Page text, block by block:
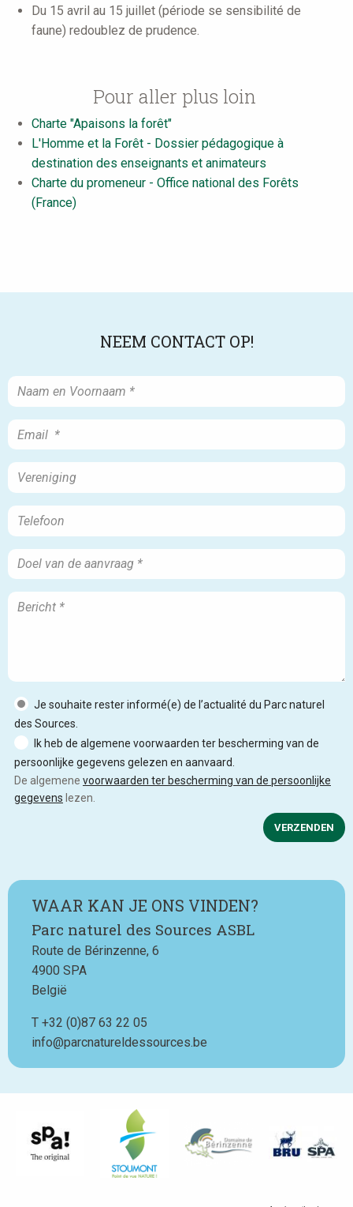
Du 15 avril au 15 juillet (période se sensibilité de
faune) redoublez de prudence.
Pour aller plus loin
Charte "Apaisons la forêt"
L'Homme et la Forêt - Dossier pédagogique à
destination des enseignants et animateurs
Charte du promeneur - Office national des Forêts
(France)
NEEM CONTACT OP!
Je souhaite rester informé(e) de l’actualité du Parc naturel
des Sources.
Ik heb de algemene voorwaarden ter bescherming van de
persoonlijke gegevens gelezen en aanvaard.
De algemene voorwaarden ter bescherming van de persoonlijke
gegevens lezen.
VERZENDEN
WAAR KAN JE ONS VINDEN?
Parc naturel des Sources ASBL
Route de Bérinzenne, 6
4900 SPA
België
T Téléphone
+32 (0)87 63 22 05
info@parcnatureldessources.be